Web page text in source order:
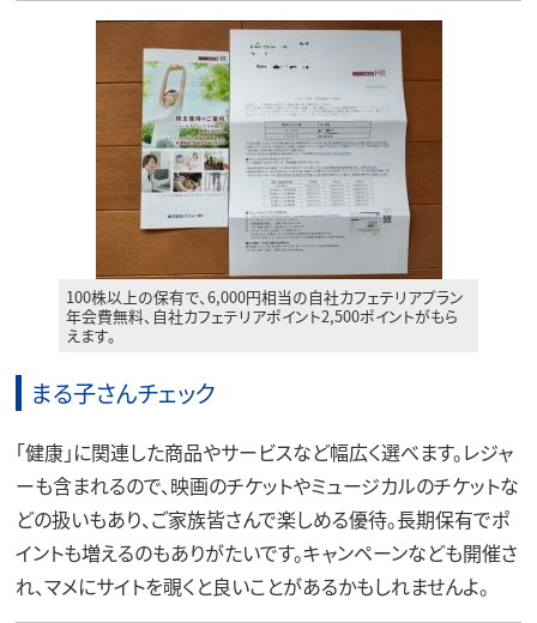
100株以上の保有で、6,000円相当の自社カフェテリアプラン
年会費無料、自社カフェテリアポイント2,500ポイントがもら
えます。
まる子さんチェック
「健康」に関連した商品やサービスなど幅広く選べます。レジャ
ーも含まれるので、映画のチケットやミュージカルのチケットな
どの扱いもあり、ご家族皆さんで楽しめる優待。長期保有でポ
イントも増えるのもありがたいです。キャンペーンなども開催さ
れ、マメにサイトを覗くと良いことがあるかもしれませんよ。